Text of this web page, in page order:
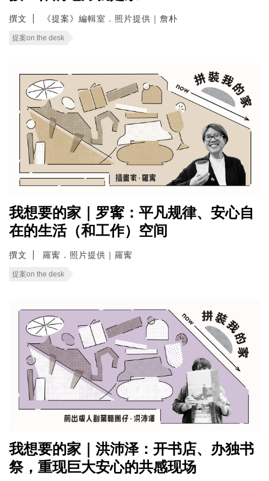
撰文 《提案》編輯室．照片提供｜詹朴
提案on the desk
我想要的家｜罗寗：平凡规律、安心自
在的生活（和工作）空间
撰文 羅寗．照片提供｜羅寗
提案on the desk
我想要的家｜洪沛泽：开书店、办独书
祭，重现巨大安心的共感现场